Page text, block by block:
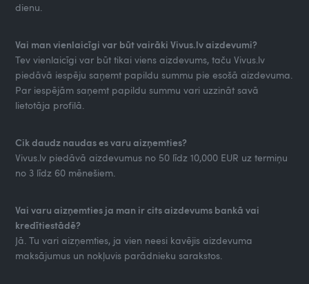
dienu.
Vai man vienlaicīgi var būt vairāki Vivus.lv aizdevumi?
Tev vienlaicīgi var būt tikai viens aizdevums, taču Vivus.lv
piedāvā iespēju saņemt papildu summu pie esošā aizdevuma.
Par iespējām saņemt papildu summu vari uzzināt savā
lietotāja profilā.
Cik daudz naudas es varu aizņemties?
Vivus.lv piedāvā aizdevumus no 50 līdz 10,000 EUR uz termiņu
no 3 līdz 60 mēnešiem.
Vai varu aizņemties ja man ir cits aizdevums bankā vai
kredītiestādē?
Jā. Tu vari aizņemties, ja vien neesi kavējis aizdevuma
maksājumus un nokļuvis parādnieku sarakstos.